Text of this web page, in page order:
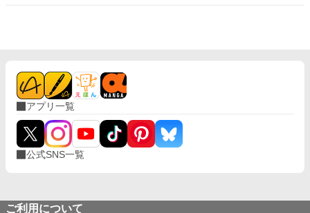
アプリ一覧
公式SNS一覧
ご利用について